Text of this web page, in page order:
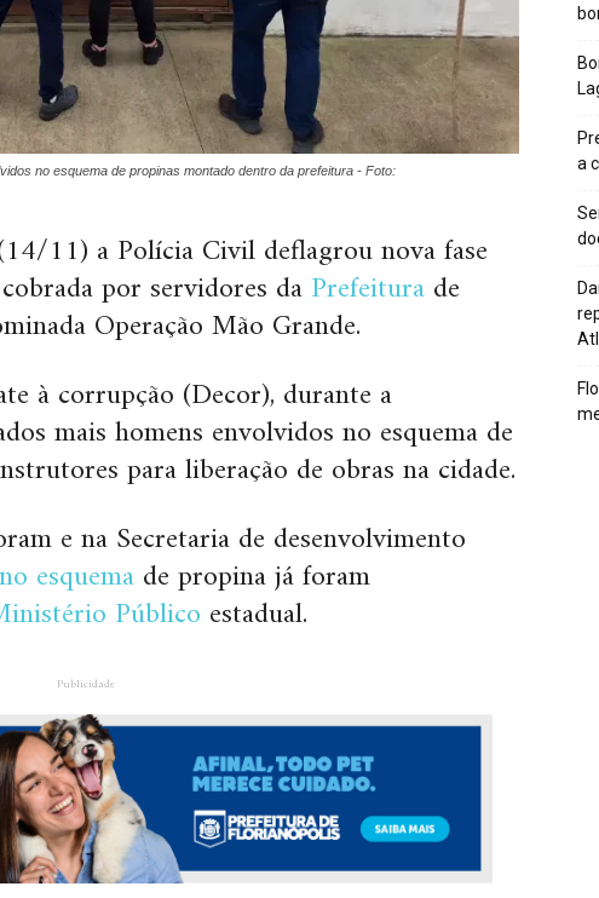
no esquema de propinas montado dentro da prefeitura - Foto:
11) a Polícia Civil deflagrou nova fase
por servidores daPrefeiturade
Operação Mão Grande.
à corrupção (Decor), durante a
mais homens envolvidos no esquema de
para liberação de obras na cidade.
e na Secretaria de desenvolvimento
esquemade propina já foram
Público estadual.
Publicidade
a